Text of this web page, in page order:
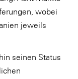
wobei
jeweils
seinen Status